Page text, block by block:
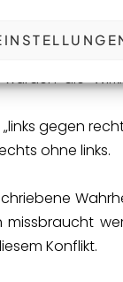
die
gegen
ohne links.
Konflikt.